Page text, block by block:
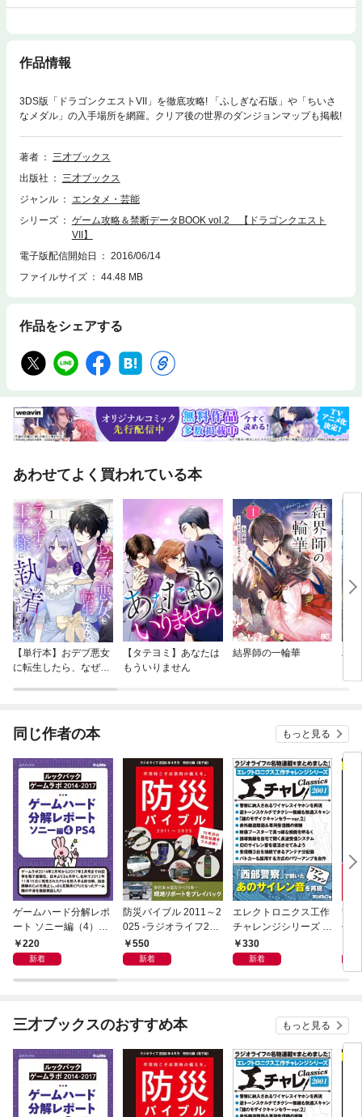
作品情報
3DS版「ドラゴンクエストVII」を徹底攻略! 「ふしぎな石版」や「ちいさ
なメダル」の入手場所を網羅。クリア後の世界のダンジョンマップも掲載!
著者
三才ブックス
出版社
三才ブックス
ジャンル
エンタメ・芸能
シリーズ
ゲーム攻略＆禁断データBOOK vol.2 【ドラゴンクエスト
VII】
電子版配信開始日
2016/06/14
ファイルサイズ
44.48 MB
作品をシェアする
あわせてよく買われている本
【単行本】おデブ悪女
に転生したら、なぜか
【タテヨミ】あなたは
もういりません
結界師の一輪華
バ
今
同じ作者の本 もっと見る
ゲームハード分解レポ
ート ソニー編（4）PS
4 －ゲームラボアーカ
イブス－
220
新着
防災バイブル 2011～2
025 -ラジオライフ202
6年４月号特別付録
《電子版》-
550
新着
エレクトロニクス工作
チャレンジシリーズ C
LASSICS 2001
330
新着
警
作
ス］
三才ブックスのおすすめ本 もっと見る